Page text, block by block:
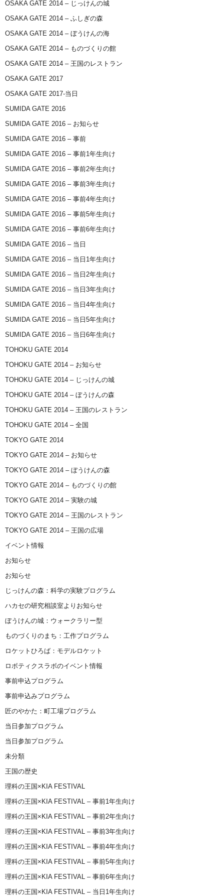
OSAKA GATE 2014 – じっけんの城
OSAKA GATE 2014 – ふしぎの森
OSAKA GATE 2014 – ぼうけんの海
OSAKA GATE 2014 – ものづくりの館
OSAKA GATE 2014 – 王国のレストラン
OSAKA GATE 2017
OSAKA GATE 2017-当日
SUMIDA GATE 2016
SUMIDA GATE 2016 – お知らせ
SUMIDA GATE 2016 – 事前
SUMIDA GATE 2016 – 事前1年生向け
SUMIDA GATE 2016 – 事前2年生向け
SUMIDA GATE 2016 – 事前3年生向け
SUMIDA GATE 2016 – 事前4年生向け
SUMIDA GATE 2016 – 事前5年生向け
SUMIDA GATE 2016 – 事前6年生向け
SUMIDA GATE 2016 – 当日
SUMIDA GATE 2016 – 当日1年生向け
SUMIDA GATE 2016 – 当日2年生向け
SUMIDA GATE 2016 – 当日3年生向け
SUMIDA GATE 2016 – 当日4年生向け
SUMIDA GATE 2016 – 当日5年生向け
SUMIDA GATE 2016 – 当日6年生向け
TOHOKU GATE 2014
TOHOKU GATE 2014 – お知らせ
TOHOKU GATE 2014 – じっけんの城
TOHOKU GATE 2014 – ぼうけんの森
TOHOKU GATE 2014 – 王国のレストラン
TOHOKU GATE 2014 – 全国
TOKYO GATE 2014
TOKYO GATE 2014 – お知らせ
TOKYO GATE 2014 – ぼうけんの森
TOKYO GATE 2014 – ものづくりの館
TOKYO GATE 2014 – 実験の城
TOKYO GATE 2014 – 王国のレストラン
TOKYO GATE 2014 – 王国の広場
イベント情報
お知らせ
お知らせ
じっけんの森：科学の実験プログラム
ハカセの研究相談室よりお知らせ
ぼうけんの城：ウォークラリー型
ものづくりのまち：工作プログラム
ロケットひろば：モデルロケット
ロボティクスラボのイベント情報
事前申込プログラム
事前申込みプログラム
匠のやかた：町工場プログラム
当日参加プログラム
当日参加プログラム
未分類
王国の歴史
理科の王国×KIA FESTIVAL
理科の王国×KIA FESTIVAL – 事前1年生向け
理科の王国×KIA FESTIVAL – 事前2年生向け
理科の王国×KIA FESTIVAL – 事前3年生向け
理科の王国×KIA FESTIVAL – 事前4年生向け
理科の王国×KIA FESTIVAL – 事前5年生向け
理科の王国×KIA FESTIVAL – 事前6年生向け
理科の王国×KIA FESTIVAL – 当日1年生向け